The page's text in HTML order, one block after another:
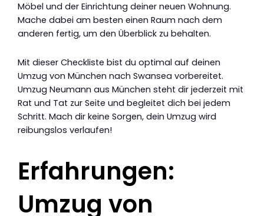
Möbel und der Einrichtung deiner neuen Wohnung.
Mache dabei am besten einen Raum nach dem
anderen fertig, um den Überblick zu behalten.
Mit dieser Checkliste bist du optimal auf deinen
Umzug von München nach Swansea vorbereitet.
Umzug Neumann aus München steht dir jederzeit mit
Rat und Tat zur Seite und begleitet dich bei jedem
Schritt. Mach dir keine Sorgen, dein Umzug wird
reibungslos verlaufen!
Erfahrungen:
Umzug von